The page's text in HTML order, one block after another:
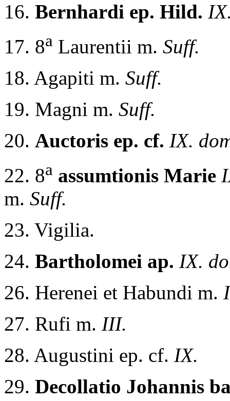
16. Bernhardi ep. Hild.
17. 8a Laurentii m. Suff.
18. Agapiti m. Suff.
19. Magni m. Suff.
20. Auctoris ep. cf. IX.
22. 8a assumtionis Marie
m. Suff.
23. Vigilia.
24. Bartholomei ap. IX.
26. Herenei et Habundi m.
27. Rufi m. III.
28. Augustini ep. cf. IX.
29. Decollatio Johannis